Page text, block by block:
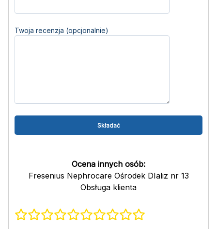
Twoja recenzja (opcjonalnie)
Ocena innych osób:
Fresenius Nephrocare Ośrodek DIaliz nr 13
Obsługa klienta